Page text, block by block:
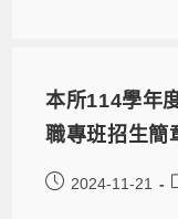
本所114學年
職專班招生
2024-11-21